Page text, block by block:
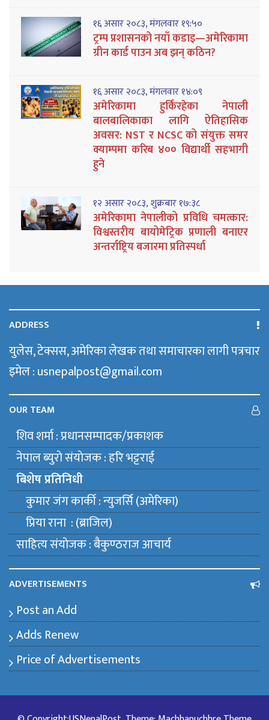
१६ असार २०८३, मंगलवार १९:५०
ट्रम्प प्रशासनको नयाँ कडाइ—अमेरिकामा
ग्रीन कार्ड पाउन अब झन् कठिन?
१६ असार २०८३, मंगलवार १४:०९
अमेरिकामा हुर्किरहेका नेपाली
बालबालिकाका लागि ऐतिहासिक
अवसर: NST र NCSC को संयुक्त समर
क्याम्पमा करिब ४०० विद्यार्थी सहभागी
हुने
१२ असार २०८३, शुक्रबार १७:३८
अमेरिकामा नेपालीको प्रविधि चमत्कार:
विश्वस्तरीय बायोमेट्रिक प्रणाली बनाएर
अन्तर्राष्ट्रिय बजारमा प्रतिस्पर्धा
ADDRESS
युलेस, टेक्सस, अमेरिका लेखक तथा समाचारका लागी पत्रचार
इमेल : usnepalpost@gmail.com
OUR TEAM
शिव शर्मा : प्रधानसम्पादक/प्रकाशक
नेपाल ब्युराे संयाेजक : हरि भट्टराई
बिशेष प्रतिनिधी
कुमार जंग कार्की : न्युजर्सि (अमेरिका)
प्रिया राना : (ब्राजिल)
साहित्य संयाेजक : बैकुण्ठराज आचार्य
ADVERTISEMENTS
Post an Add
Adds Renew
Price of Advertisements